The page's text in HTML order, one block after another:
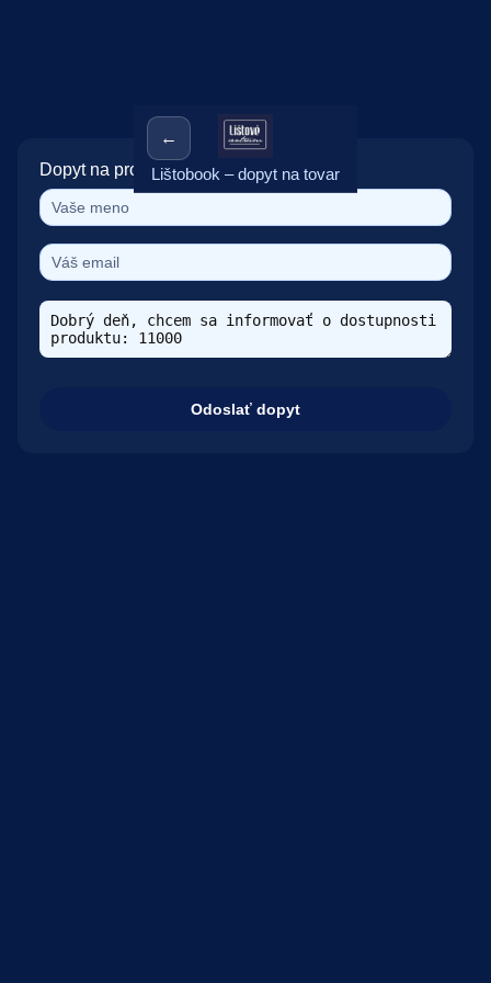
←
Lištobook – dopyt na tovar
Dopyt na produkt: 11000
Odoslať dopyt